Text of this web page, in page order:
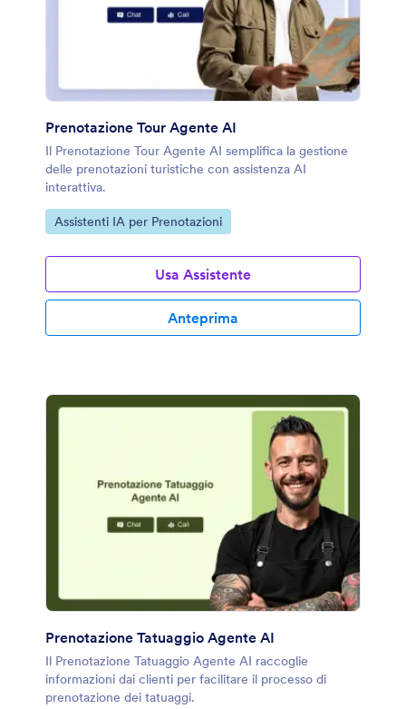
Prenotazione Tour Agente AI
Il Prenotazione Tour Agente AI semplifica la gestione
delle prenotazioni turistiche con assistenza AI
interattiva.
Vai alla Categoria:
Assistenti IA per Prenotazioni
Usa Assistente
Anteprima
Prenotazione Tatuaggio Agente AI
Il Prenotazione Tatuaggio Agente AI raccoglie
informazioni dai clienti per facilitare il processo di
prenotazione dei tatuaggi.